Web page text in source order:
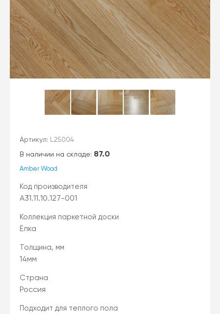
Артикул: L25004
В наличии на складе: 87.0
Amber Wood
Код производителя
A31.11.10.127-001
Коллекция паркетной доски
Ёлка
Толщина, мм
14мм
Страна
Россия
Подходит для теплого пола